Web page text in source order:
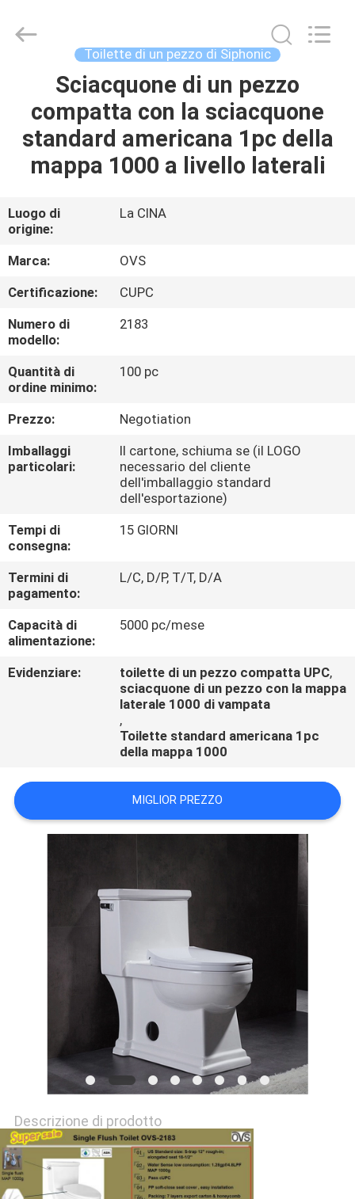
CASA
PRODOTTI
NOI
GIRO
DELLA
FABBRICA
CONTROLLO
DI
QUALITÀ
CONTATTICI
NOTIZIE
CASI
fornitore.
Copyright
bathroomstoilet.com.
Toilette di un pezzo di Siphonic
Sciacquone di un pezzo
compatta con la sciacquone
standard americana 1pc della
mappa 1000 a livello laterali
Luogo di
origine:
La CINA
Marca:
OVS
Certificazione:
CUPC
Numero di
modello:
2183
Quantità di
ordine minimo:
100 pc
Prezzo:
Negotiation
Imballaggi
particolari:
Il cartone, schiuma se (il LOGO
necessario del cliente
dell'imballaggio standard
dell'esportazione)
Tempi di
consegna:
15 GIORNI
Termini di
pagamento:
L/C, D/P, T/T, D/A
Capacità di
alimentazione:
5000 pc/mese
Evidenziare: toilette di un pezzo compatta UPC,
sciacquone di un pezzo con la mappa
laterale 1000 di vampata
,
Toilette standard americana 1pc
della mappa 1000
MIGLIOR PREZZO
Descrizione di prodotto